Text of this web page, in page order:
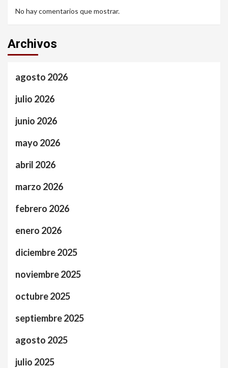
No hay comentarios que mostrar.
Archivos
agosto 2026
julio 2026
junio 2026
mayo 2026
abril 2026
marzo 2026
febrero 2026
enero 2026
diciembre 2025
noviembre 2025
octubre 2025
septiembre 2025
agosto 2025
julio 2025